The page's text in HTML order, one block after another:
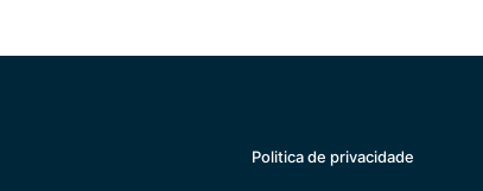
Politica de privacidade